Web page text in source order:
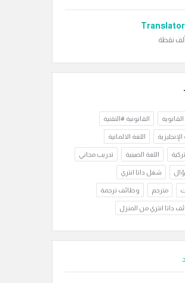
نقطة
القانونية #التقنية
الإنجليزية اللغة الالمانية
اللغة الصينية تدريب مجاني
شغل داتا انتري
مترجم وظائف ترجمة
داتا انتري من المنزل